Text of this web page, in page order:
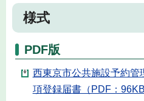
様式
PDF版
西東京市公共施設予約管
項登録届書（PDF：96KB